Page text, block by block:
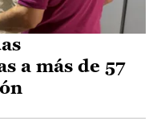
a más de 57